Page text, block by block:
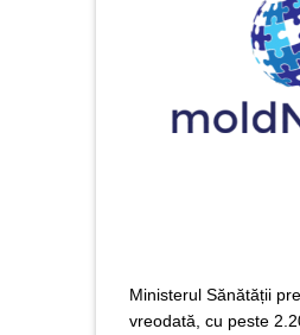
Ministerul Sănătății
vreodată, cu peste